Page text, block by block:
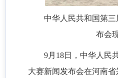
中华人民共和国第
布会
9月18日，中华人民
大赛新闻发布会在河南省